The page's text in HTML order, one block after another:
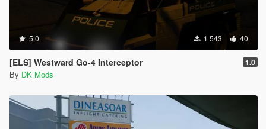
5.0 1 543 40
[ELS] Westward Go-4 Interceptor 1.0
By DK Mods